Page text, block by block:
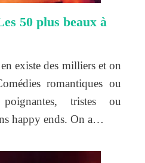
50 plus beaux à
existe des milliers et on
romantiques ou
tristes ou
happy ends. On a…